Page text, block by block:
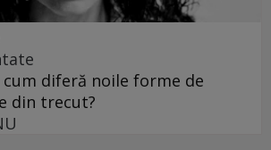
diferă noile forme de
din trecut?